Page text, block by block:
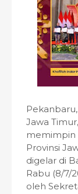
Jawa
memimpin
Provinsi
digelar di
Rabu (8/7/
oleh